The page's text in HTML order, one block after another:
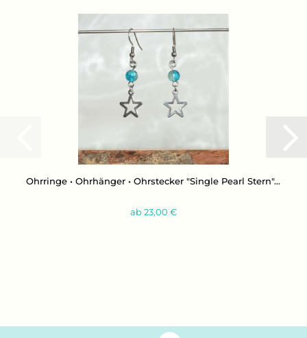
Ohr­rin­ge • Ohr­hän­ger • Ohr­ste­cker "Sin­gle Pearl Stern"...
ab 23,00 €